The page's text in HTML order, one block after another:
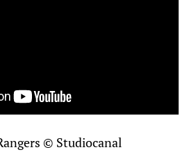
© Studiocanal